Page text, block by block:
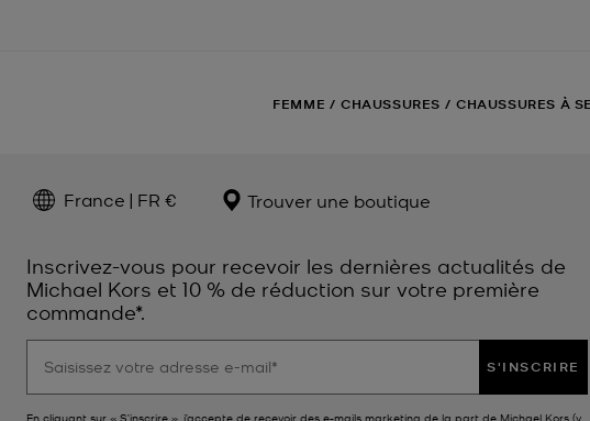
FEMME / CHAUSSURES / CHAUSSURES À
France | FR € Trouver une boutique
Inscrivez-vous pour recevoir les dernières actualités de
Michael Kors et 10 % de réduction sur votre première
commande*.
S'INSCRIRE
En cliquant sur « S’inscrire », j’accepte de recevoir des e-mails marketing de la part de Michael Kors (y